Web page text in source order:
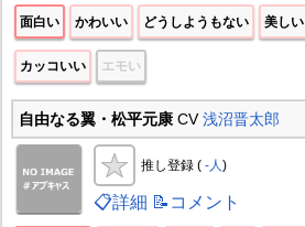
面白い かわいい どうしようもない 美しい
カッコいい エモい
自由なる翼・松平元康CV浅沼晋太郎
推し登録 ( -人)
📋詳細 📝コメント